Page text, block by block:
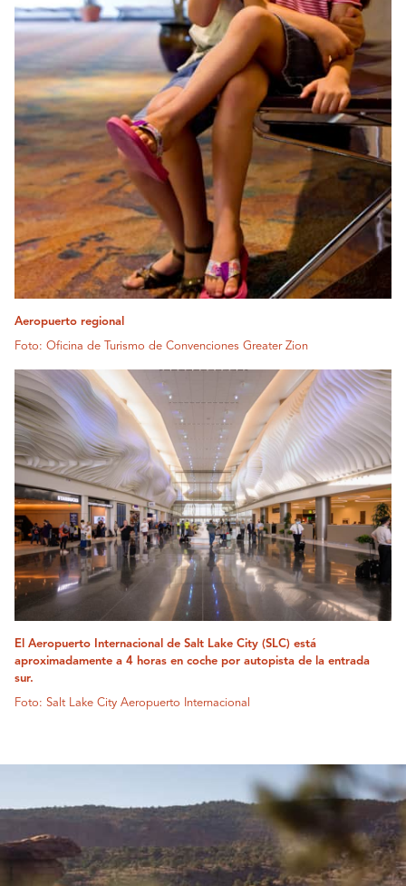
Aeropuerto regional
Foto: Oficina de Turismo de Convenciones Greater Zion
El Aeropuerto Internacional de Salt Lake City (SLC) está
aproximadamente a 4 horas en coche por autopista de la entrada
sur.
Foto: Salt Lake City Aeropuerto Internacional